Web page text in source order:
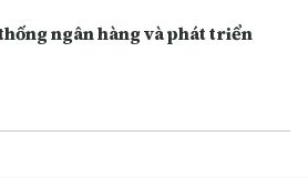
ngân hàng và phát triển